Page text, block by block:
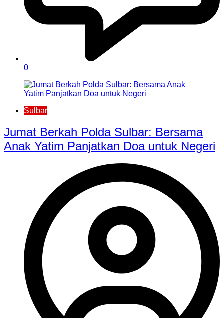
0
Sulbar
Jumat Berkah Polda Sulbar: Bersama
Anak Yatim Panjatkan Doa untuk Negeri